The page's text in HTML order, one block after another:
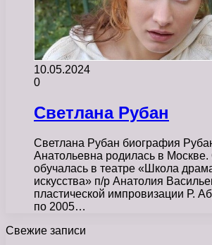
10.05.2024
0
Светлана Рубан
Светлана Рубан биография
Анатольевна родилась в Москве.
обучалась в театре «Школа
искусства» п/р Анатолия
пластической импровизации Р.
по 2005…
Свежие записи